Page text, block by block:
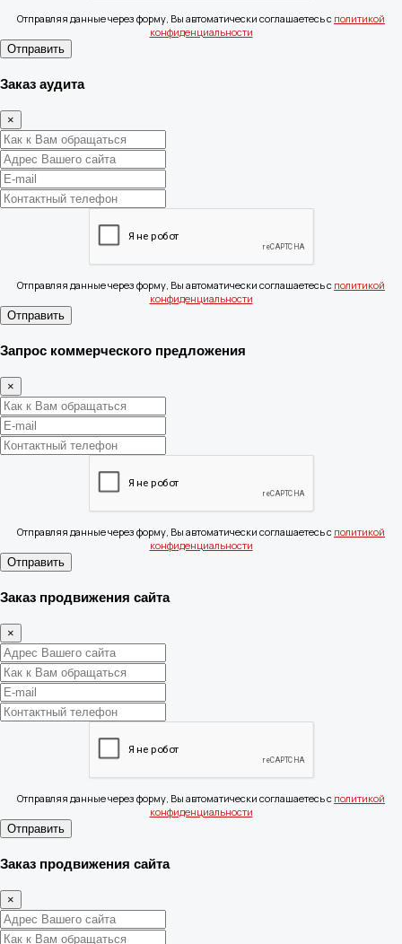
Отправляя данные через форму, Вы автоматически соглашаетесь с политикой
конфиденциальности
Отправить
Заказ аудита
×
Отправляя данные через форму, Вы автоматически соглашаетесь с политикой
конфиденциальности
Отправить
Запрос коммерческого предложения
×
Отправляя данные через форму, Вы автоматически соглашаетесь с политикой
конфиденциальности
Отправить
Заказ продвижения сайта
×
Отправляя данные через форму, Вы автоматически соглашаетесь с политикой
конфиденциальности
Отправить
Заказ продвижения сайта
×